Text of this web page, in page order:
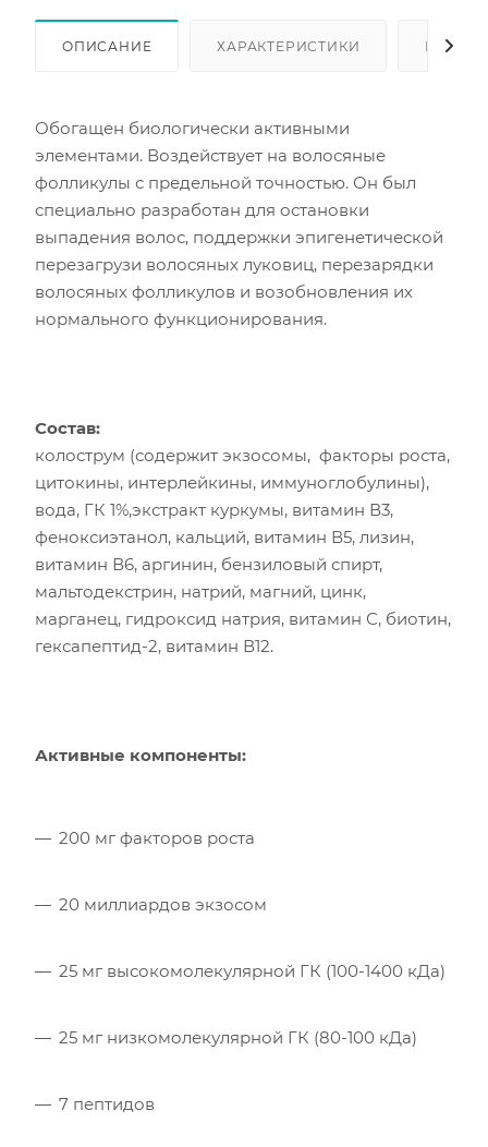
ОПИСАНИЕ ХАРАКТЕРИСТИКИ КАК
Обогащен биологически активными
элементами. Воздействует на волосяные
фолликулы с предельной точностью. Он был
специально разработан для остановки
выпадения волос, поддержки эпигенетической
перезагрузи волосяных луковиц, перезарядки
волосяных фолликулов и возобновления их
нормального функционирования.
Состав:
колострум (содержит экзосомы, факторы роста,
цитокины, интерлейкины, иммуноглобулины),
вода, ГК 1%,экстракт куркумы, витамин В3,
феноксиэтанол, кальций, витамин В5, лизин,
витамин В6, аргинин, бензиловый спирт,
мальтодекстрин, натрий, магний, цинк,
марганец, гидроксид натрия, витамин С, биотин,
гексапептид-2, витамин В12.
Активные компоненты:
200 мг факторов роста
20 миллиардов экзосом
25 мг высокомолекулярной ГК (100-1400 кДа)
25 мг низкомолекулярной ГК (80-100 кДа)
7 пептидов